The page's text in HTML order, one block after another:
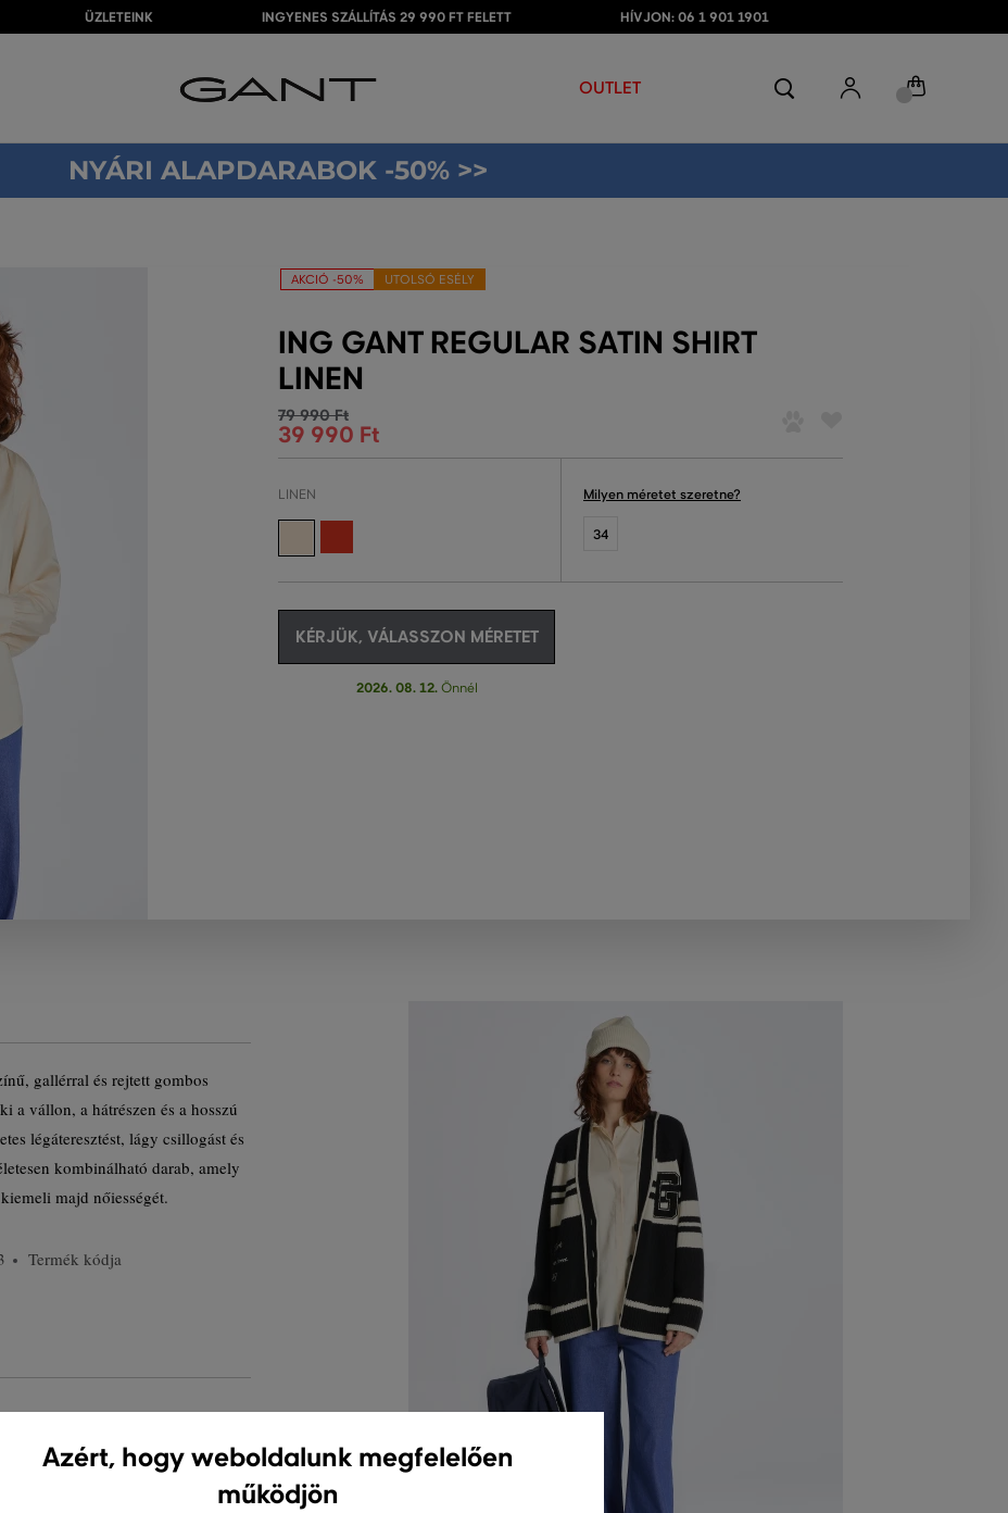
ÜZLETEINK INGYENES SZÁLLÍTÁS 29 990 FT FELETT HÍVJON: 06 1 901 1901
OUTLET
NYÁRI ALAPDARABOK -50% >>
AKCIÓ -50% UTOLSÓ ESÉLY
ING GANT REGULAR SATIN SHIRT
LINEN
79 990 Ft
39 990 Ft
LINEN Milyen méretet szeretne?
34
KÉRJÜK, VÁLASSZON MÉRETET
2026. 08. 12.Önnél
gallérral és rejtett gombos
a vállon, a hátrészen és a hosszú
légáteresztést, lágy csillogást és
kombinálható darab, amely
majd nőiességét.
Termék kódja
Azért, hogy weboldalunk megfelelően
működjön